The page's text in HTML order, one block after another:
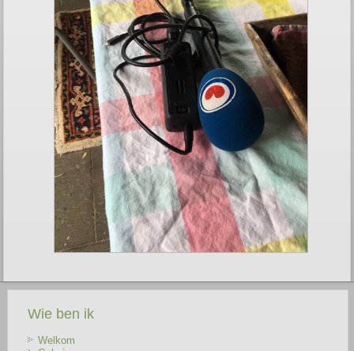
Wie ben ik
Welkom